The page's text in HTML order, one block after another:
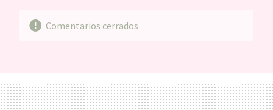
Comentarios cerrados